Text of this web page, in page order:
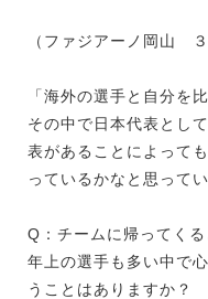
（ファジアーノ岡山
「海外の選手と自分を
その中で日本代表とし
表があることによって
っているかなと思ってい
Q：チームに帰ってく
年上の選手も多い中で
うことはありますか？